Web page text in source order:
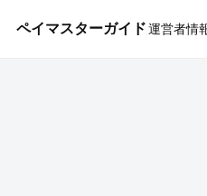
ペイマスターガイド運営者情